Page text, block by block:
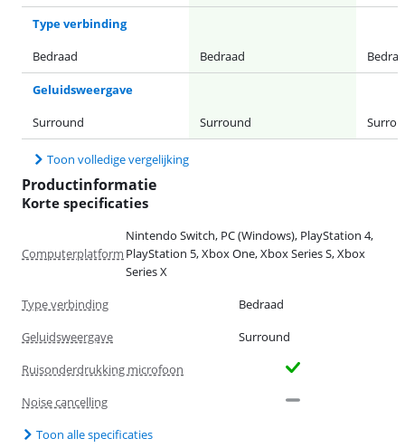
Type verbinding
Bedraad
Bedraad
Geluidsweergave
Surround
Surround
Toon volledige vergelijking
Productinformatie
Korte specificaties
Computerplatform
Nintendo Switch, PC (Windows), PlayStation 4,
PlayStation 5, Xbox One, Xbox Series S, Xbox
Series X
Type verbinding
Bedraad
Geluidsweergave
Surround
Ruisonderdrukking microfoon
Noise cancelling
Toon alle specificaties